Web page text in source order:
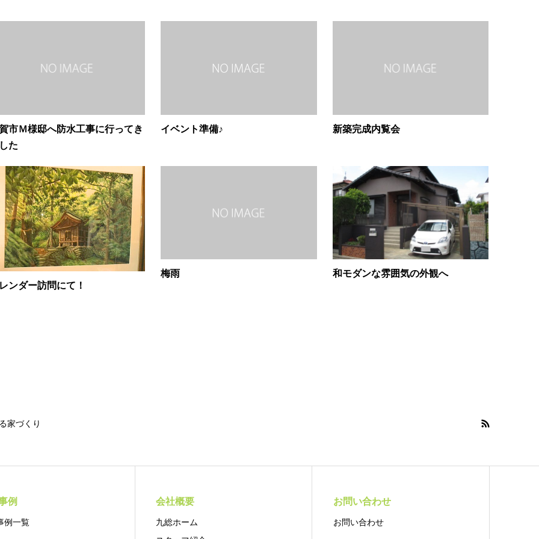
市Ｍ様邸へ防水工事に行ってき
た
イベント準備♪ 新築完成内覧会
ンダー訪問にて！
梅雨 和モダンな雰囲気の外観へ
家づくり
例
例一覧
会社概要
九総ホーム
お問い合わせ
お問い合わせ